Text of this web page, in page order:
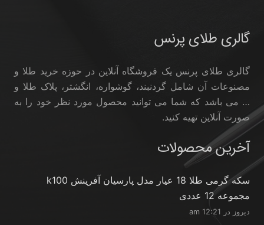
گالری طلای پرنس
گالری طلای پرنس یک فروشگاه آنلاین در حوزه خرید طلا و
مصنوعات آن شامل گردنبند، گوشواره، انگشتر، پلاک طلا و
… می باشد که شما می توانید محصول مورد نظر خود را به
صورت آنلاین تهیه کنید.
آخرین محصولات
سکه گرمی طلا 18 عیار مدل پارسیان آفرینش k100
مجموعه 12 عددی
دیروز در 12:21 am